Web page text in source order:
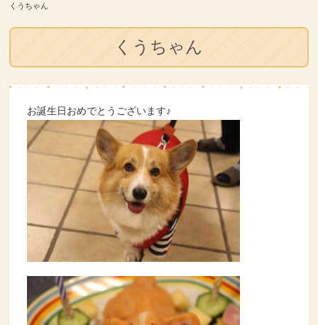
くうちゃん
くうちゃん
お誕生日おめでとうございます♪